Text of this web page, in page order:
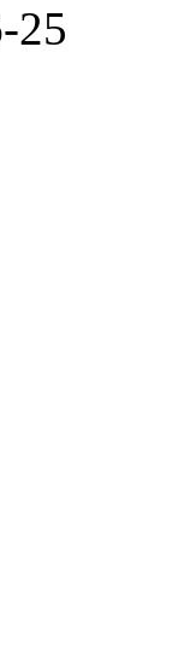
25